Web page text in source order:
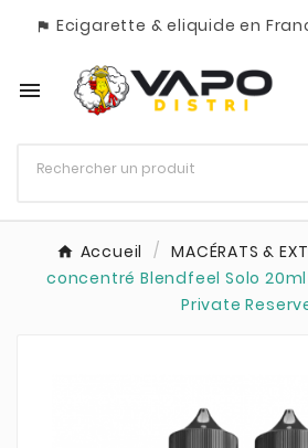
 Ecigarette & eliquide en

Accueil MACÉRATS &
concentré Blendfeel Solo
Private